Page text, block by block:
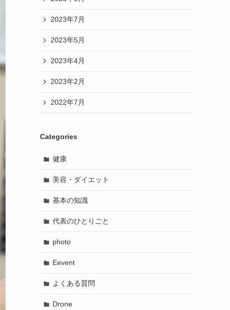
2023年7月
2023年5月
2023年4月
2023年2月
2022年7月
Categories
健康
美容・ダイエット
基本の知識
代表のひとりごと
photo
Eevent
よくある質問
Drone